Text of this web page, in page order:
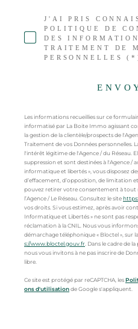
J'AI PRIS
POLITIQUE DE
DES
TRAITEMENT DE
PERSONNELLES
Les informations recueillies sur ce
informatisé par La Boite Immo agissant
la gestion de la clientèle/prospects de
Traitement de vos Données personnelles.
l'intérêt légitime de l'Agence / du Réseau.
suppression et sont destinées à l'Agence /
informatique et libertés », vous disposez
d’effacement, d’opposition, de limitation
pouvez retirer votre consentement à
l’Agence / Le Réseau. Consultez le site
vos droits. Si vous estimez, après avoir
Informatique et Libertés » ne sont pas
réclamation à la CNIL. Nous vous
démarchage téléphonique « Bloctel », sur
s://www.bloctel.gouv.fr. Dans le cadre de
nous vous invitons à ne pas inscrire de
libre.
Ce site est protégé par reCAPTCHA, les
ons d'utilisationde Google s'appliquent.